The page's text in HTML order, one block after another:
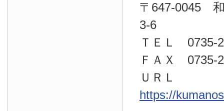
〒647-0045
3-6
ＴＥＬ 0735-
ＦＡＸ 0735-
ＵＲＬ
https://